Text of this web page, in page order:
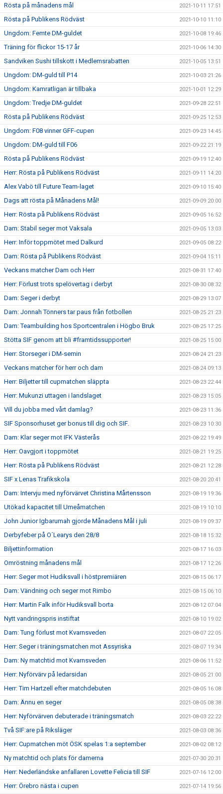
Rösta på månadens mål 2021-10-11 17:51
Rösta på Publikens Rödväst 2021-10-10 11:10
Ungdom: Femte DM-guldet 2021-10-08 19:46
Träning för flickor 15-17 år 2021-10-06 14:30
Sandviken Sushi tillskott i Medlemsrabatten 2021-10-05 13:51
Ungdom: DM-guld till P14 2021-10-03 21:26
Ungdom: Kamratligan är tillbaka 2021-10-01 12:29
Ungdom: Tredje DM-guldet 2021-09-28 22:51
Rösta på Publikens Rödväst 2021-09-25 12:53
Ungdom: F08 vinner GFF-cupen 2021-09-23 14:45
Ungdom: DM-guld till F06 2021-09-22 21:19
Rösta på Publikens Rödväst 2021-09-19 12:40
Herr: Rösta på Publikens Rödväst 2021-09-11 14:20
Alex Vabö till Future Team-laget 2021-09-10 15:40
Dags att rösta på Månadens Mål! 2021-09-09 20:00
Herr: Rösta på Publikens Rödväst 2021-09-05 16:52
Dam: Stabil seger mot Vaksala 2021-09-05 13:03
Herr: Inför toppmötet med Dalkurd 2021-09-05 08:22
Dam: Rösta på Publikens Rödväst 2021-09-04 15:11
Veckans matcher Dam och Herr 2021-08-31 17:40
Herr: Förlust trots spelövertag i derbyt 2021-08-30 08:32
Dam: Seger i derbyt 2021-08-29 13:07
Dam: Jonnah Tönners tar paus från fotbollen 2021-08-25 21:23
Dam: Teambuilding hos Sportcentralen i Högbo Bruk 2021-08-25 17:25
Stötta SIF genom att bli #framtidssupporter! 2021-08-25 15:00
Herr: Storseger i DM-semin 2021-08-24 21:23
Veckans matcher för herr och dam 2021-08-24 09:13
Herr: Biljetter till cupmatchen släppta 2021-08-23 22:44
Herr: Mukunzi uttagen i landslaget 2021-08-23 15:05
Vill du jobba med vårt damlag? 2021-08-23 11:36
SIF Sponsorhuset ger bonus till dig och SIF. 2021-08-23 10:30
Dam: Klar seger mot IFK Västerås 2021-08-22 19:49
Herr: Oavgjort i toppmötet 2021-08-21 19:25
Herr: Rösta på Publikens Rödväst 2021-08-21 12:28
SIF x Lenas Trafikskola 2021-08-20 20:41
Dam: Intervju med nyförvärvet Christina Mårtensson 2021-08-19 19:36
Utökad kapacitet till Umeåmatchen 2021-08-19 10:10
John Junior Igbarumah gjorde Månadens Mål i juli 2021-08-19 09:37
Derbyfeber på O´Learys den 28/8 2021-08-18 15:32
Biljettinformation 2021-08-17 16:03
Omröstning månadens mål 2021-08-17 12:26
Herr: Seger mot Hudiksvall i höstpremiären 2021-08-15 06:17
Dam: Vändning och seger mot Rimbo 2021-08-15 06:10
Herr: Martin Falk inför Hudiksvall borta 2021-08-12 07:04
Nytt vandringspris instiftat 2021-08-10 19:02
Dam: Tung förlust mot Kvarnsveden 2021-08-07 22:05
Herr: Seger i träningsmatchen mot Assyriska 2021-08-07 19:34
Dam: Ny matchtid mot Kvarnsveden 2021-08-06 11:52
Herr: Nyförvärv på ledarsidan 2021-08-05 21:00
Herr: Tim Hartzell efter matchdebuten 2021-08-05 16:08
Dam: Ännu en seger 2021-08-05 08:38
Herr: Nyförvärven debuterade i träningsmatch 2021-08-03 22:22
Två SIF:are på Riksläger 2021-08-03 08:36
Herr: Cupmatchen möt ÖSK spelas 1:a september 2021-08-02 08:12
Ny matchtid och plats för damerna 2021-07-30 20:31
Herr: Nederländske anfallaren Lovette Felicia till SIF 2021-07-16 12:00
Herr: Örebro nästa i cupen 2021-07-14 19:56